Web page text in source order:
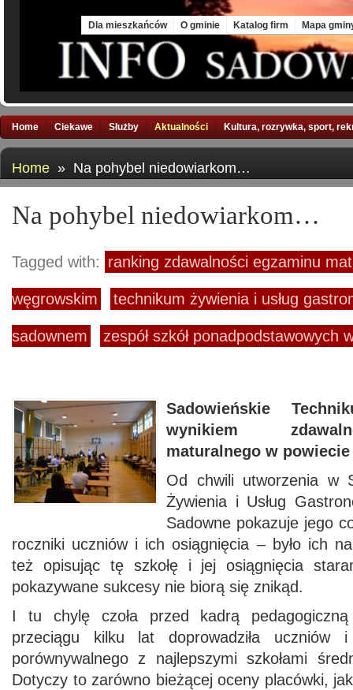
Dla mieszkańców O gminie Katalog firm Mapa
Home Ciekawe Służby Aktualności Kultura, rozrywka, sport,
Home » Na pohybel niedowiarkom…
Na pohybel niedowiarkom…
Tagged with: ranking zdawalności egzaminu
węgrowskim technikum żywienia i usług
sadownem zespół szkół ponadpodstawowych
Sadowieńskie
wynikiem
maturalnego w
Od chwili utworzenia w
Żywienia i Usług
Sadowne pokazuje jego
roczniki uczniów i ich osiągnięcia – było ich
też opisując tę szkołę i jej osiągnięcia
pokazywane sukcesy nie biorą się znikąd.
I tu chylę czoła przed kadrą
przeciągu kilku lat doprowadziła uczniów
porównywalnego z najlepszymi szkołami
Dotyczy to zarówno bieżącej oceny placówki,